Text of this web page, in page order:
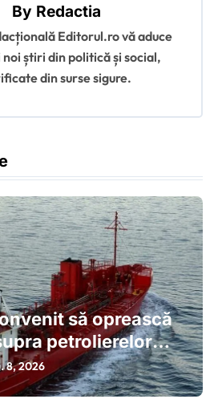
By Redactia
Editorul.ro vă aduce
noi știri din politică și social,
din surse sigure.
să oprească
petrolierelor
Rusiei din Marea
8, 2026